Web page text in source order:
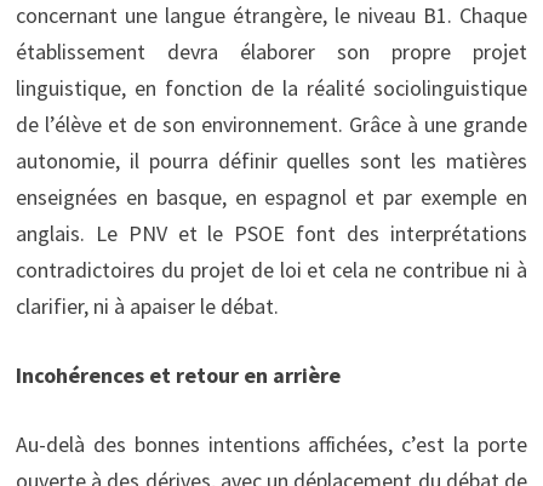
concernant une langue étrangère, le niveau B1. Chaque
établissement devra élaborer son propre projet
linguistique, en fonction de la réalité sociolinguistique
de l’élève et de son environnement. Grâce à une grande
autonomie, il pourra définir quelles sont les matières
enseignées en basque, en espagnol et par exemple en
anglais. Le PNV et le PSOE font des interprétations
contradictoires du projet de loi et cela ne contribue ni à
clarifier, ni à apaiser le débat.
Incohérences et retour en arrière
Au-delà des bonnes intentions affichées, c’est la porte